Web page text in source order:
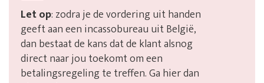
Let op: zodra je de vordering uit handen
geeft aan een incassobureau uit België,
dan bestaat de kans dat de klant alsnog
direct naar jou toekomt om een
betalingsregeling te treffen. Ga hier dan